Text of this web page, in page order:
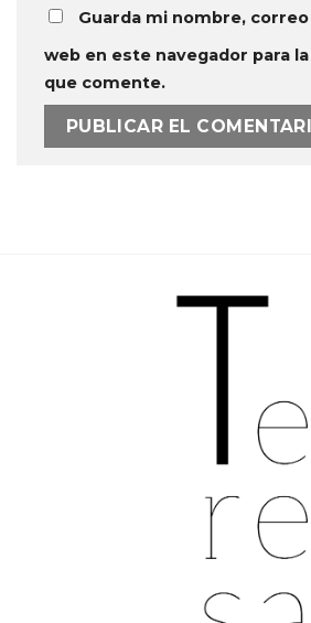
Guarda mi nombre,
web en este navegador para
que comente.